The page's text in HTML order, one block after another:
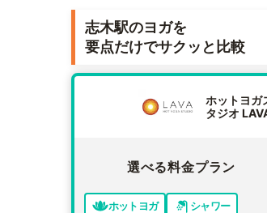
志木駅のヨガを
要点だけでサクッと比較
ホットヨガ
タジオ
選べる料金プラン
ホットヨガ
シャワー